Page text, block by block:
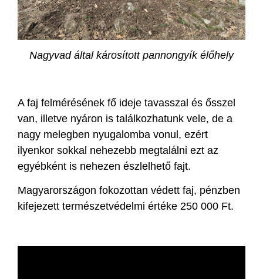
Nagyvad által károsított pannongyík élőhely
A faj felmérésének fő ideje tavasszal és ősszel
van, illetve nyáron is találkozhatunk vele, de a
nagy melegben nyugalomba vonul, ezért
ilyenkor sokkal nehezebb megtalálni ezt az
egyébként is nehezen észlelhető fajt.
Magyarországon fokozottan védett faj, pénzben
kifejezett természetvédelmi értéke 250 000 Ft.